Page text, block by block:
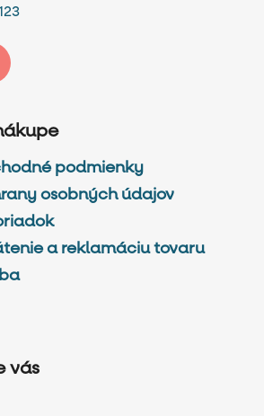
podmienky
osobných údajov
a reklamáciu tovaru
vás